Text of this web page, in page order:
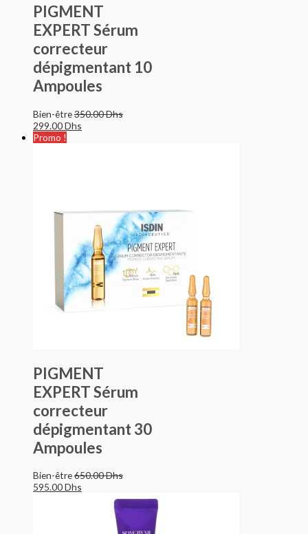
PIGMENT
EXPERT Sérum
correcteur
dépigmentant 10
Ampoules
Bien-être350.00Dhs
299.00Dhs
Promo !
PIGMENT
EXPERT Sérum
correcteur
dépigmentant 30
Ampoules
Bien-être650.00Dhs
595.00Dhs